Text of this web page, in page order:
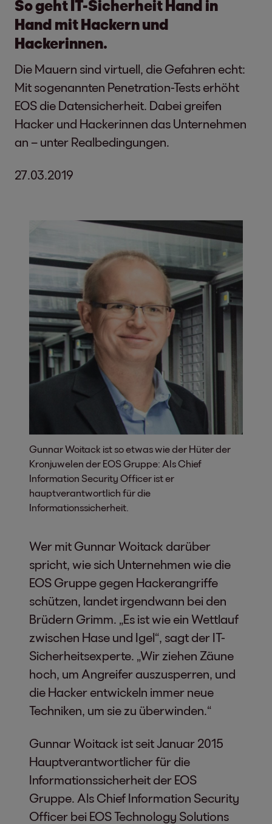
So geht IT-Sicherheit Hand in
Hand mit Hackern und
Hackerinnen.
Die Mauern sind virtuell, die Gefahren echt:
Mit sogenannten Penetration-Tests erhöht
EOS die Datensicherheit. Dabei greifen
Hacker und Hackerinnen das Unternehmen
an – unter Realbedingungen.
27.03.2019
Gunnar Woitack ist so etwas wie der Hüter der
Kronjuwelen der EOS Gruppe: Als Chief
Information Security Officer ist er
hauptverantwortlich für die
Informationssicherheit.
Wer mit Gunnar Woitack darüber
spricht, wie sich Unternehmen wie die
EOS Gruppe gegen Hackerangriffe
schützen, landet irgendwann bei den
Brüdern Grimm. „Es ist wie ein Wettlauf
zwischen Hase und Igel“, sagt der IT-
Sicherheitsexperte. „Wir ziehen Zäune
hoch, um Angreifer auszusperren, und
die Hacker entwickeln immer neue
Techniken, um sie zu überwinden.“
Gunnar Woitack ist seit Januar 2015
Hauptverantwortlicher für die
Informationssicherheit der EOS
Gruppe. Als Chief Information Security
Officer bei EOS Technology Solutions